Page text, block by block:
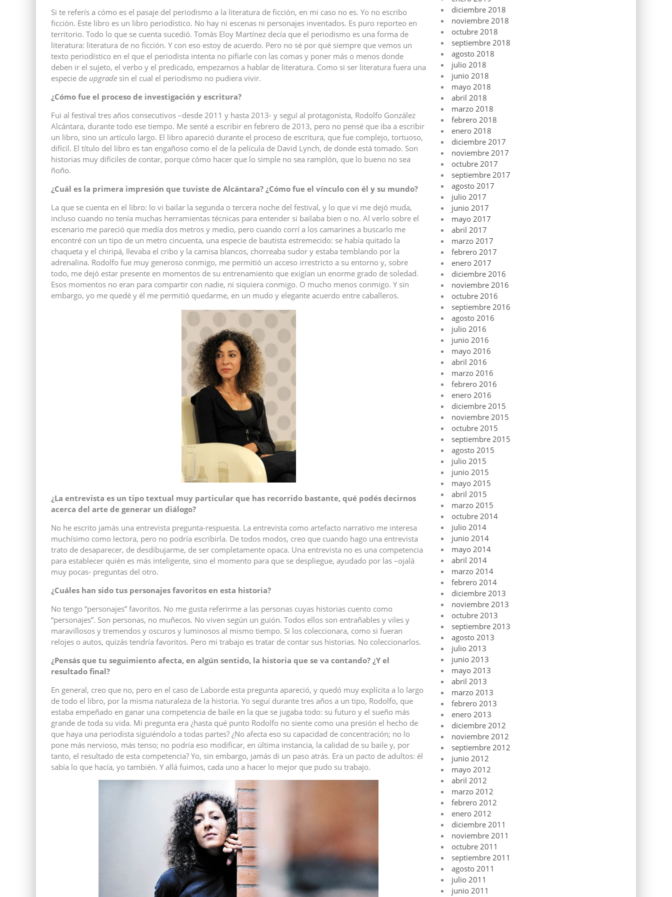
Si te referís a cómo es el pasaje del periodismo a la literatura de ficción, en mi caso no es. Yo no escribo
ficción. Este libro es un libro periodístico. No hay ni escenas ni personajes inventados. Es puro reporteo en
territorio. Todo lo que se cuenta sucedió. Tomás Eloy Martínez decía que el periodismo es una forma de
literatura: literatura de no ficción. Y con eso estoy de acuerdo. Pero no sé por qué siempre que vemos un
texto periodístico en el que el periodista intenta no pifiarle con las comas y poner más o menos donde
deben ir el sujeto, el verbo y el predicado, empezamos a hablar de literatura. Como si ser literatura fuera una
especie de upgrade sin el cual el periodismo no pudiera vivir.
¿Cómo fue el proceso de investigación y escritura?
Fui al festival tres años consecutivos –desde 2011 y hasta 2013- y seguí al protagonista, Rodolfo González
Alcántara, durante todo ese tiempo. Me senté a escribir en febrero de 2013, pero no pensé que iba a escribir
un libro, sino un artículo largo. El libro apareció durante el proceso de escritura, que fue complejo, tortuoso,
difícil. El título del libro es tan engañoso como el de la película de David Lynch, de donde está tomado. Son
historias muy difíciles de contar, porque cómo hacer que lo simple no sea ramplón, que lo bueno no sea
ñoño.
¿Cuál es la primera impresión que tuviste de Alcántara? ¿Cómo fue el vínculo con él y su mundo?
La que se cuenta en el libro: lo vi bailar la segunda o tercera noche del festival, y lo que vi me dejó muda,
incluso cuando no tenía muchas herramientas técnicas para entender si bailaba bien o no. Al verlo sobre el
escenario me pareció que medía dos metros y medio, pero cuando corrí a los camarines a buscarlo me
encontré con un tipo de un metro cincuenta, una especie de bautista estremecido: se había quitado la
chaqueta y el chiripá, llevaba el cribo y la camisa blancos, chorreaba sudor y estaba temblando por la
adrenalina. Rodolfo fue muy generoso conmigo, me permitió un acceso irrestricto a su entorno y, sobre
todo, me dejó estar presente en momentos de su entrenamiento que exigían un enorme grado de soledad.
Esos momentos no eran para compartir con nadie, ni siquiera conmigo. O mucho menos conmigo. Y sin
embargo, yo me quedé y él me permitió quedarme, en un mudo y elegante acuerdo entre caballeros.
¿La entrevista es un tipo textual muy particular que has recorrido bastante, qué podés decirnos
acerca del arte de generar un diálogo?
No he escrito jamás una entrevista pregunta-respuesta. La entrevista como artefacto narrativo me interesa
muchísimo como lectora, pero no podría escribirla. De todos modos, creo que cuando hago una entrevista
trato de desaparecer, de desdibujarme, de ser completamente opaca. Una entrevista no es una competencia
para establecer quién es más inteligente, sino el momento para que se despliegue, ayudado por las –ojalá
muy pocas- preguntas del otro.
¿Cuáles han sido tus personajes favoritos en esta historia?
No tengo “personajes” favoritos. No me gusta referirme a las personas cuyas historias cuento como
“personajes”. Son personas, no muñecos. No viven según un guión. Todos ellos son entrañables y viles y
maravillosos y tremendos y oscuros y luminosos al mismo tiempo. Si los coleccionara, como si fueran
relojes o autos, quizás tendría favoritos. Pero mi trabajo es tratar de contar sus historias. No coleccionarlos.
¿Pensás que tu seguimiento afecta, en algún sentido, la historia que se va contando? ¿Y el
resultado final?
En general, creo que no, pero en el caso de Laborde esta pregunta apareció, y quedó muy explícita a lo largo
de todo el libro, por la misma naturaleza de la historia. Yo seguí durante tres años a un tipo, Rodolfo, que
estaba empeñado en ganar una competencia de baile en la que se jugaba todo: su futuro y el sueño más
grande de toda su vida. Mi pregunta era ¿hasta qué punto Rodolfo no siente como una presión el hecho de
que haya una periodista siguiéndolo a todas partes? ¿No afecta eso su capacidad de concentración; no lo
pone más nervioso, más tenso; no podría eso modificar, en última instancia, la calidad de su baile y, por
tanto, el resultado de esta competencia? Yo, sin embargo, jamás di un paso atrás. Era un pacto de adultos: él
sabía lo que hacía, yo también. Y allá fuimos, cada uno a hacer lo mejor que pudo su trabajo.
diciembre 2018
noviembre 2018
octubre 2018
septiembre 2018
agosto 2018
julio 2018
junio 2018
mayo 2018
abril 2018
marzo 2018
febrero 2018
enero 2018
diciembre 2017
noviembre 2017
octubre 2017
septiembre 2017
agosto 2017
julio 2017
junio 2017
mayo 2017
abril 2017
marzo 2017
febrero 2017
enero 2017
diciembre 2016
noviembre 2016
octubre 2016
septiembre 2016
agosto 2016
julio 2016
junio 2016
mayo 2016
abril 2016
marzo 2016
febrero 2016
enero 2016
diciembre 2015
noviembre 2015
octubre 2015
septiembre 2015
agosto 2015
julio 2015
junio 2015
mayo 2015
abril 2015
marzo 2015
octubre 2014
julio 2014
junio 2014
mayo 2014
abril 2014
marzo 2014
febrero 2014
diciembre 2013
noviembre 2013
octubre 2013
septiembre 2013
agosto 2013
julio 2013
junio 2013
mayo 2013
abril 2013
marzo 2013
febrero 2013
enero 2013
diciembre 2012
noviembre 2012
septiembre 2012
junio 2012
mayo 2012
abril 2012
marzo 2012
febrero 2012
enero 2012
diciembre 2011
noviembre 2011
octubre 2011
septiembre 2011
agosto 2011
julio 2011
junio 2011